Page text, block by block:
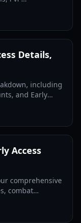
Details,
including
and Early
Access
comprehensive
combat